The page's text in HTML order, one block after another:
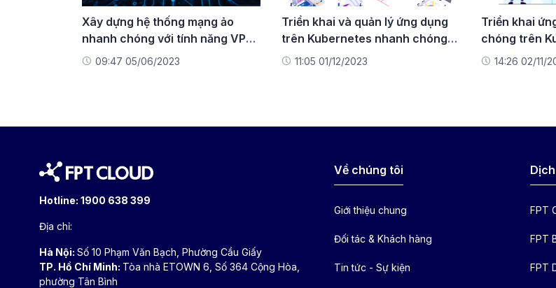
Xây dựng hệ thống mạng ảo
nhanh chóng với tính năng VPN
Site-to-Site trên FPT Cloud
09:47 05/06/2023
Triển khai và quản lý ứng dụng
trên Kubernetes nhanh chóng
với dịch vụ FPT App Catalog
11:05 01/12/2023
Triển khai
chóng trên
DevOps
14:26 02/11/
Hotline: 1900 638 399
Địa chỉ:
Hà Nội: Số 10 Phạm Văn Bạch, Phường Cầu Giấy
TP. Hồ Chí Minh: Tòa nhà ETOWN 6, Số 364 Cộng Hòa,
phường Tân Bình
Về chúng tôi
Giới thiệu chung
Đối tác & Khách hàng
Tin tức - Sự kiện
FPT
FPT
FPT